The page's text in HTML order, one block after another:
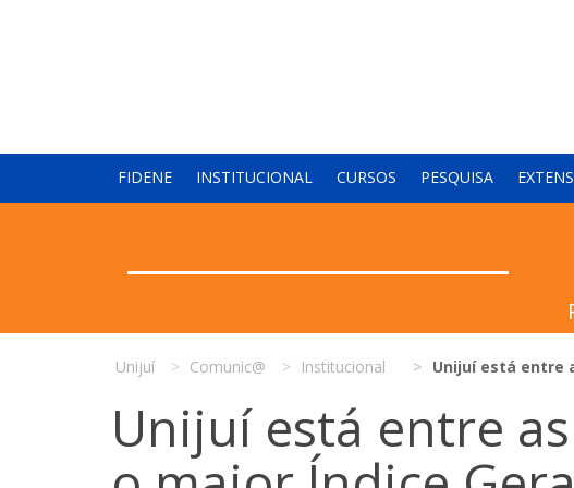
FIDENE INSTITUCIONAL CURSOS PESQUISA
Unijuí Comunic@ Institucional Unijuí está entre
Unijuí está entre